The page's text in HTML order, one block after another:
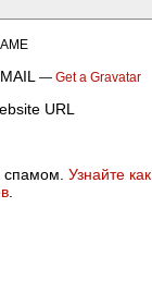
— Get a Gravatar
URL
спамом. Узнайте как